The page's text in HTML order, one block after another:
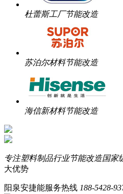
杜蕾斯工厂节能改造
苏泊尔材料节能改造
海信新材料节能改造
专注塑料制品行业节能改造国家
大优势
阳泉安捷能服务热线 188-5428-